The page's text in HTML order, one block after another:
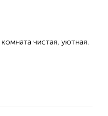
чистая, уютная.